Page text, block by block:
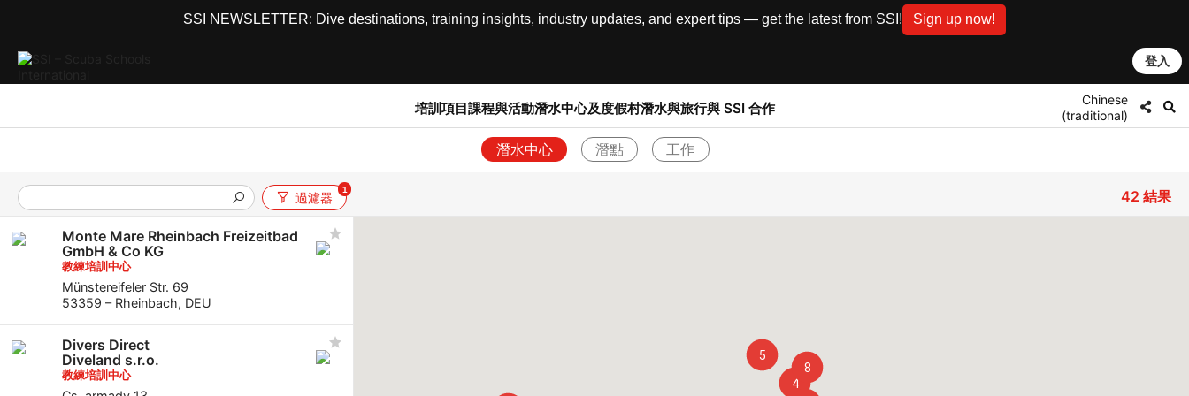
SSI NEWSLETTER: Dive destinations, training insights, industry updates, and expert tips — get the latest from SSI! Sign up now!
登入
培訓項目課程與活動潛水中心及度假村潛水與旅行與 SSI 合作
Chinese
(traditional)
潛水中心 潛點 工作
過濾器
1
5
8
4
42 結果
Monte Mare Rheinbach Freizeitbad
GmbH & Co KG
教練培訓中心
Münstereifeler Str. 69
53359 – Rheinbach, DEU
Divers Direct
Diveland s.r.o.
教練培訓中心